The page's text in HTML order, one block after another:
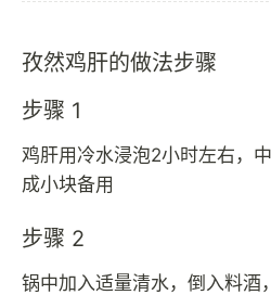
孜然鸡肝的做法步骤
步骤 1
鸡肝用冷水浸泡2小时左右，
成小块备用
步骤 2
锅中加入适量清水，倒入料酒